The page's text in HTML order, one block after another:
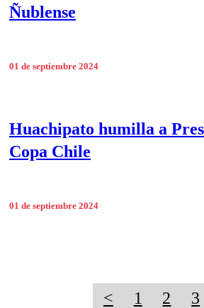
Ñublense
01 de septiembre 2024
Huachipato humilla a
Copa Chile
01 de septiembre 2024
< 1 2 3